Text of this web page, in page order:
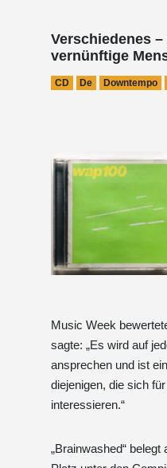
Verschiedenes
vernünftige
CD De Downtempo
Music Week
sagte: „Es wird auf
ansprechen und ist
diejenigen, die sich
interessieren.“
„Brainwashed“